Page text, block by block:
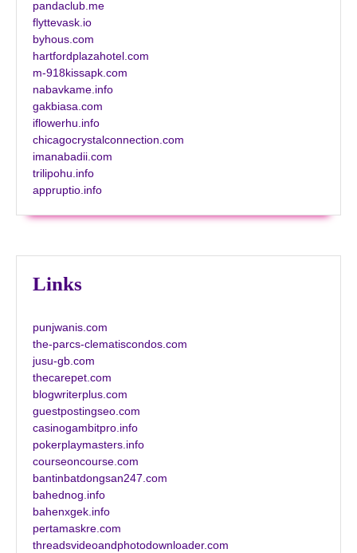
pandaclub.me
flyttevask.io
byhous.com
hartfordplazahotel.com
m-918kissapk.com
nabavkame.info
gakbiasa.com
iflowerhu.info
chicagocrystalconnection.com
imanabadii.com
trilipohu.info
appruptio.info
Links
punjwanis.com
the-parcs-clematiscondos.com
jusu-gb.com
thecarepet.com
blogwriterplus.com
guestpostingseo.com
casinogambitpro.info
pokerplaymasters.info
courseoncourse.com
bantinbatdongsan247.com
bahednog.info
bahenxgek.info
pertamaskre.com
threadsvideoandphotodownloader.com